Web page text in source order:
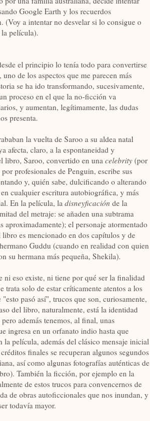
Google Earth y los recuerdos
(Voy a intentar no desvelar si lo consigue o
película).
el principio lo tenía todo para convertirse
de los aspectos que me parecen más
se ha ido transformando, sucesivamente,
proceso en el que la no-ficción va
y aumentan, legítimamente, las dudas
presenta.
la vuelta de Saroo a su aldea natal
afecta, claro, a la espontaneidad y
libro, Saroo, convertido en una celebrity (por
profesionales de Penguin, escribe sus
y, quién sabe, dulcificando o alterando
cualquier escritura autobiográfica, y más
En la película, ladisneyficación de la
del metraje: se añaden una subtrama
el personaje atormentado
es mencionado en dos capítulos y de
Guddu (cuando en realidad con quien
su hermana más pequeña, Shekila).
ni eso existe, ni tiene por qué ser la finalidad
solo de estar críticamente atentos a los
pasó así", trucos que son, curiosamente,
del libro, naturalmente, está la identidad
además tenemos, al final, unas
ingresa en un orfanato indio hasta que
película, además del clásico mensaje inicial
finales se recuperan algunos segundos
así como algunas fotografías auténticas de
También la ficción, por ejemplo en la
de estos trucos para convencernos de
de obras autoficcionales que nos inundan, y
todavía mayor.